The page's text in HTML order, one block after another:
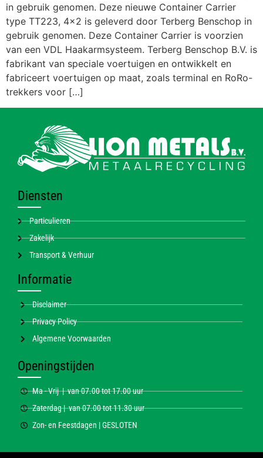
in gebruik genomen. Deze nieuwe Container Carrier
type TT223, 4×2 is geleverd door Terberg Benschop in
gebruik genomen. Deze Container Carrier is voorzien
van een VDL Haakarmsysteem. Terberg Benschop B.V. is
fabrikant van speciale voertuigen en ontwikkelt en
fabriceert voertuigen op maat, zoals terminal en RoRo-
trekkers voor […]
Diensten
Particulieren
Zakelijk
Transport & Verhuur
Informatie
Disclaimer
Privacy Policy
Algemene Voorwaarden
Openingstijden
Ma - Vrij | van 07.00 tot 17.00 uur
Zaterdag | van 07.00 tot 11.30 uur
Zon- en Feestdagen | GESLOTEN